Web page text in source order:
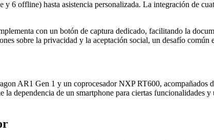
6 offline) hasta asistencia personalizada. La integración de
con un botón de captura dedicado, facilitando la
sobre la privacidad y la aceptación social, un desafío común
AR1 Gen 1 y un coprocesador NXP RT600,
dependencia de un smartphone para ciertas funcionalidades